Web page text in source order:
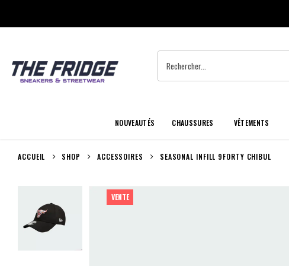
NOUVEAUTÉS CHAUSSURES VÊTEMENTS
ACCUEIL SHOP ACCESSOIRES SEASONAL INFILL 9FORTY CHIBUL
VENTE